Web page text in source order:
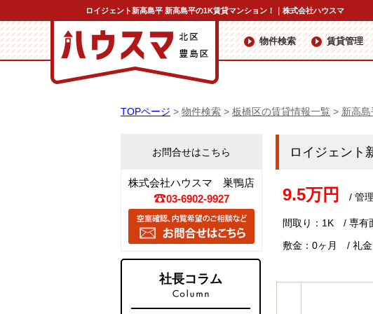
ロイジェント新高島平 新高島平の1K賃貸マンション！｜株式会社ハウスマ
物件検索 賃貸管理
TOPページ > 物件検索 > 板橋区の賃貸情報一覧 > 新高
ロイジェン
9.5万円 / 管
間取り：1K / 専有
敷金：0ヶ月 / 礼
お問合せはこちら
株式会社ハウスマ 巣鴨店
03-6902-9927
社長コラム